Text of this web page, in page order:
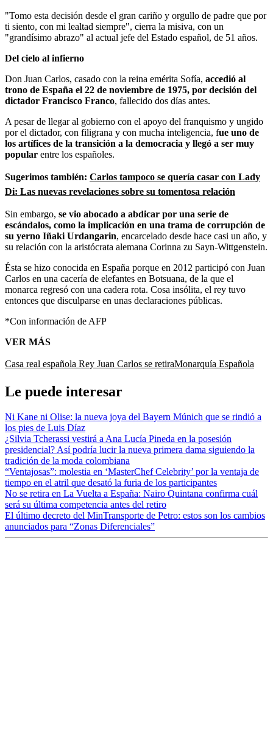
"Tomo esta decisión desde el gran cariño y orgullo de padre que por
ti siento, con mi lealtad siempre", cierra la misiva, con un
"grandísimo abrazo" al actual jefe del Estado español, de 51 años.
Del cielo al infierno
Don Juan Carlos, casado con la reina emérita Sofía, accedió al
trono de España el 22 de noviembre de 1975, por decisión del
dictador Francisco Franco, fallecido dos días antes.
A pesar de llegar al gobierno con el apoyo del franquismo y ungido
por el dictador, con filigrana y con mucha inteligencia, fue uno de
los artífices de la transición a la democracia y llegó a ser muy
popular entre los españoles.
Sugerimos también: Carlos tampoco se quería casar con Lady
Di: Las nuevas revelaciones sobre su tomentosa relación
Sin embargo, se vio abocado a abdicar por una serie de
escándalos, como la implicación en una trama de corrupción de
su yerno Iñaki Urdangarin, encarcelado desde hace casi un año, y
su relación con la aristócrata alemana Corinna zu Sayn-Wittgenstein.
Ésta se hizo conocida en España porque en 2012 participó con Juan
Carlos en una cacería de elefantes en Botsuana, de la que el
monarca regresó con una cadera rota. Cosa insólita, el rey tuvo
entonces que disculparse en unas declaraciones públicas.
*Con información de AFP
VER MÁS
Casa real española Rey Juan Carlos se retiraMonarquía Española
Le puede interesar
Ni Kane ni Olise: la nueva joya del Bayern Múnich que se rindió a
los pies de Luis Díaz
¿Silvia Tcherassi vestirá a Ana Lucía Pineda en la posesión
presidencial? Así podría lucir la nueva primera dama siguiendo la
tradición de la moda colombiana
“Ventajosas”: molestia en ‘MasterChef Celebrity’ por la ventaja de
tiempo en el atril que desató la furia de los participantes
No se retira en La Vuelta a España: Nairo Quintana confirma cuál
será su última competencia antes del retiro
El último decreto del MinTransporte de Petro: estos son los cambios
anunciados para “Zonas Diferenciales”